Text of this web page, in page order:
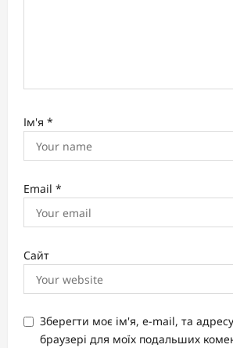
Ім'я *
Email *
Сайт
Зберегти моє ім'я, e-mail, та
браузері для моїх подальших